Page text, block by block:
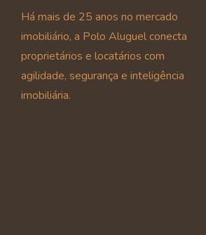
Há mais de 25 anos no mercado
imobiliário, a Polo Aluguel conecta
proprietários e locatários com
agilidade, segurança e inteligência
imobiliária.